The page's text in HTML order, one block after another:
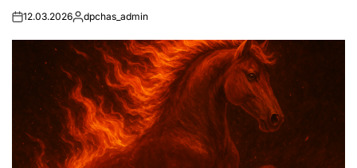
on12.03.2026Опубліковано
dpchas_admin